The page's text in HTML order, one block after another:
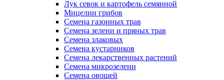
Лук севок и картофель семянной
Мицелии грибов
Семена газонных трав
Семена зелени и пряных трав
Семена злаковых
Семена кустарников
Семена лекарственных растений
Семена микрозелени
Семена овощей